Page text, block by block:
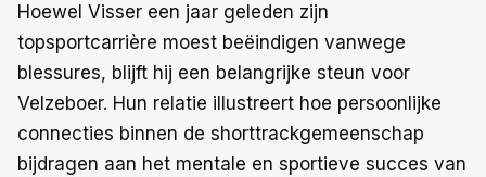
Hoewel Visser een jaar geleden zijn
topsportcarrière moest beëindigen vanwege
blessures, blijft hij een belangrijke steun voor
Velzeboer. Hun relatie illustreert hoe persoonlijke
connecties binnen de shorttrackgemeenschap
bijdragen aan het mentale en sportieve succes van